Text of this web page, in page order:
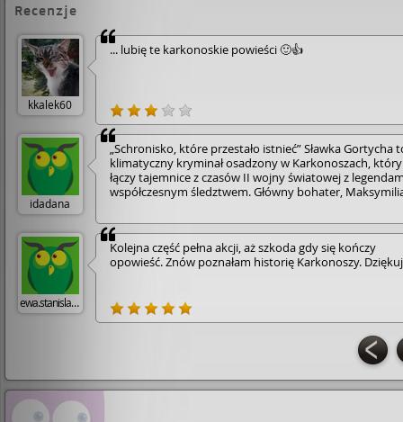
Recenzje
kkalek60
... lubię te karkonoskie powieści 🙂👍
idadana
„Schronisko, które przestało istnieć” Sławka Gortycha
klimatyczny kryminał osadzony w Karkonoszach, który
łączy tajemnice z czasów II wojny światowej z
współczesnym śledztwem. Główny bohater,
wuja i zagadce zaginionego górskiego schroniska,
stopniowo odsłaniając rodzinne sekrety oraz mroczną
historię regionu. To pierwsza część popularnej
Serii Kryminalnej, ceniona za budowanie napięcia i
ewa.stanislawska60
Kolejna część pełna akcji, aż szkoda gdy się kończy
opowieść. Znów poznałam historię Karkonoszy.